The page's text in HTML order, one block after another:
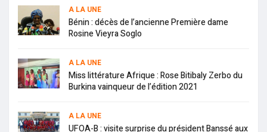
A LA UNE
Bénin : décès de l’ancienne Première dame
Rosine Vieyra Soglo
A LA UNE
Miss littérature Afrique : Rose Bitibaly Zerbo du
Burkina vainqueur de l’édition 2021
A LA UNE
UFOA-B : visite surprise du président Banssé aux